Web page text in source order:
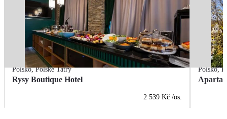
Polsko,Polské Tatry
Rysy Boutique Hotel
2 539 Kč /os.
Polsko,